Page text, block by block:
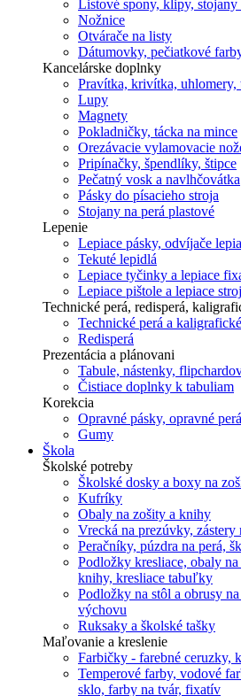
Listové spony, klipy, stojany
Nožnice
Otvárače na listy
Dátumovky, pečiatkové
Kancelárske doplnky
Pravítka, krivítka, uhlomery,
Lupy
Magnety
Pokladničky, tácka na mince
Orezávacie vylamovacie
Pripínačky, špendlíky, štipce
Pečatný vosk a navlhčovátka
Pásky do písacieho stroja
Stojany na perá plastové
Lepenie
Lepiace pásky, odvíjače
Tekuté lepidlá
Lepiace tyčinky a lepiace
Lepiace pištole a lepiace
Technické perá, redisperá,
Technické perá a
Redisperá
Prezentácia a plánovani
Tabule, nástenky,
Čistiace doplnky k tabuliam
Korekcia
Opravné pásky, opravné
Gumy
Škola
Školské potreby
Školské dosky a boxy na
Kufríky
Obaly na zošity a knihy
Vrecká na prezúvky,
Peračníky, púzdra na perá,
Podložky kresliace, obaly
knihy, kresliace tabuľky
Podložky na stôl a obrusy
výchovu
Ruksaky a školské tašky
Maľovanie a kreslenie
Farbičky - farebné ceruzky,
Temperové farby, vodové
sklo, farby na tvár, fixatív